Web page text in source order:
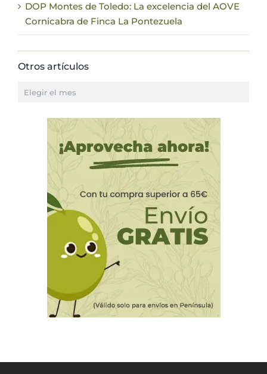
DOP Montes de Toledo: La excelencia del AOVE
Cornicabra de Finca La Pontezuela
Otros artículos
Otros